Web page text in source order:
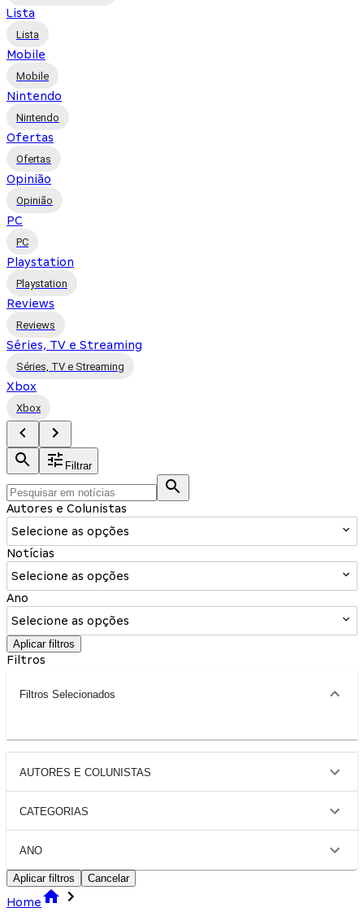
Lista
Lista
Mobile
Mobile
Nintendo
Nintendo
Ofertas
Ofertas
Opinião
Opinião
PC
PC
Playstation
Playstation
Reviews
Reviews
Séries, TV e Streaming
Séries, TV e Streaming
Xbox
Xbox
Filtrar
Autores e Colunistas
Selecione as opções
Notícias
Selecione as opções
Ano
Selecione as opções
Aplicar filtros
Filtros
Filtros Selecionados
AUTORES E COLUNISTAS
CATEGORIAS
ANO
Aplicar filtros Cancelar
Home